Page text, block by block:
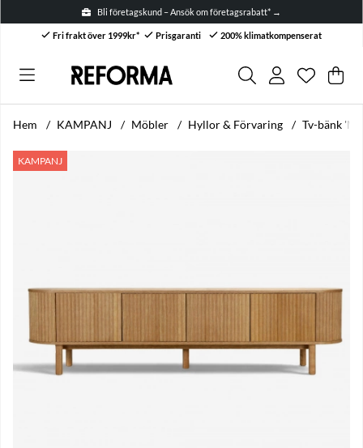
Bli företagskund – Ansök om företagsrabatt* →
Fri frakt över 1999kr* Prisgaranti 200% klimatkompenserat
Antal i
. .
Hem KAMPANJ Möbler Hyllor & Förvaring Tv-bänk
KAMPANJ
Produktbilder Tv-bänk 'Myshult' 200x55cm - Natur